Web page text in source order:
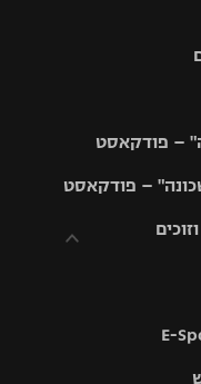
– פודקאסט
– פודקאסט
פעילות